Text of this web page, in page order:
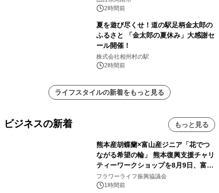
2時間前
夏を遊び尽くせ！道の駅足柄金太郎の
ふるさと 「金太郎の夏休み」大感謝セ
ール開催！
株式会社相州村の駅
2時間前
ライフスタイルの新着をもっと見る
ビジネスの新着 もっと見る
熊本産胡蝶蘭×富山産ジニア「花でつ
ながる希望の輪」 熊本復興支援チャリ
ティーワークショップを8月9日、富
山・射水で開催
フラワーライフ振興協議会
1時間前